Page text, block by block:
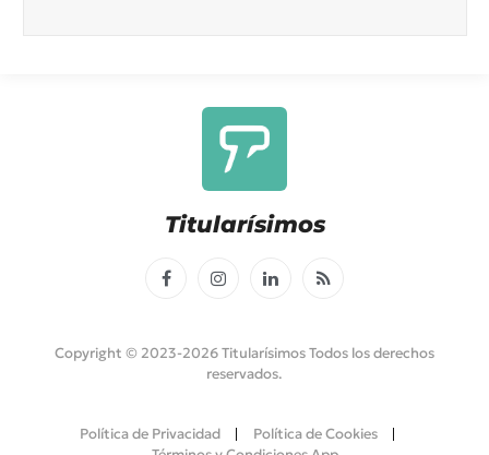
Titularísimos
FacebookInstagramLinkedInRSS
Copyright © 2023-2026 Titularísimos Todos los derechos
reservados.
Política de Privacidad
Política de Cookies